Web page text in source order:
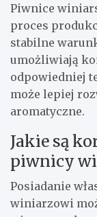
Piwnice
proces
stabilne
umożliwiają
odpowiedniej
może lepiej
aromatyczne.
Jakie są
piwnicy
Posiadanie
winiarzowi